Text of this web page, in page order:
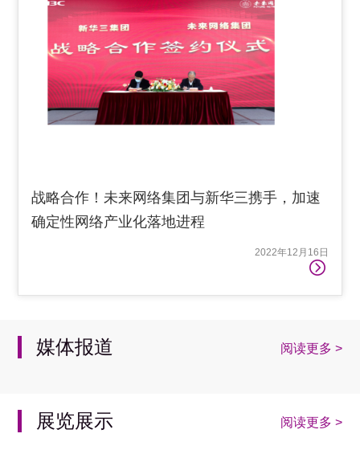
战略合作！未来网络集团与新华三携手，加速
确定性网络产业化落地进程
2022年12月16日
媒体报道 阅读更多 >
展览展示 阅读更多 >